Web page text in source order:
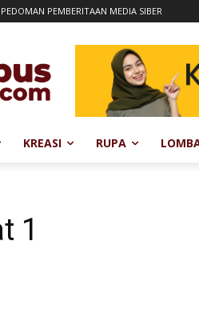
PEDOMAN PEMBERITAAN MEDIA SIBER
KREASI RUPA
1